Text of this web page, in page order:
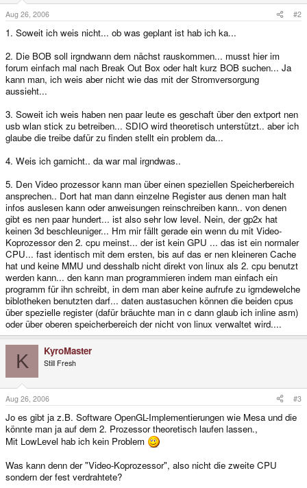
Aug 26, 2006 #2
1. Soweit ich weis nicht... ob was geplant ist hab ich ka...
2. Die BOB soll irgndwann dem nächst rauskommen... musst hier im
forum einfach mal nach Break Out Box oder halt kurz BOB suchen... Ja
kann man, ich weis aber nicht wie das mit der Stromversorgung
aussieht...
3. Soweit ich weis haben nen paar leute es geschaft über den extport nen
usb wlan stick zu betreiben... SDIO wird theoretisch unterstützt.. aber ich
glaube die treibe dafür zu finden stellt ein problem da...
4. Weis ich garnicht.. da war mal irgndwas..
5. Den Video prozessor kann man über einen speziellen Speicherbereich
ansprechen.. Dort hat man dann einzelne Register aus denen man halt
infos auslesen kann oder anweisungen reinschreiben kann.. von denen
gibt es nen paar hundert... ist also sehr low level. Nein, der gp2x hat
keinen 3d beschleuniger... Hm mir fällt gerade ein wenn du mit Video-
Koprozessor den 2. cpu meinst... der ist kein GPU ... das ist ein normaler
CPU... fast identisch mit dem ersten, bis auf das er nen kleineren Cache
hat und keine MMU und desshalb nicht direkt von linux als 2. cpu benutzt
werden kann... den kann man programmieren indem man einfach ein
programm für ihn schreibt, in dem man aber keine aufrufe zu igrndewelche
biblotheken benutzten darf... daten austasuchen können die beiden cpus
über spezielle register (dafür bräuchte man in c dann glaub ich inline asm)
oder über oberen speicherbereich der nicht von linux verwaltet wird....
K KyroMaster
Still Fresh
Aug 26, 2006 #3
Jo es gibt ja z.B. Software OpenGL-Implementierungen wie Mesa und die
könnte man ja auf dem 2. Prozessor theoretisch laufen lassen.,
Mit LowLevel hab ich kein Problem
Was kann denn der "Video-Koprozessor", also nicht die zweite CPU
sondern der fest verdrahtete?